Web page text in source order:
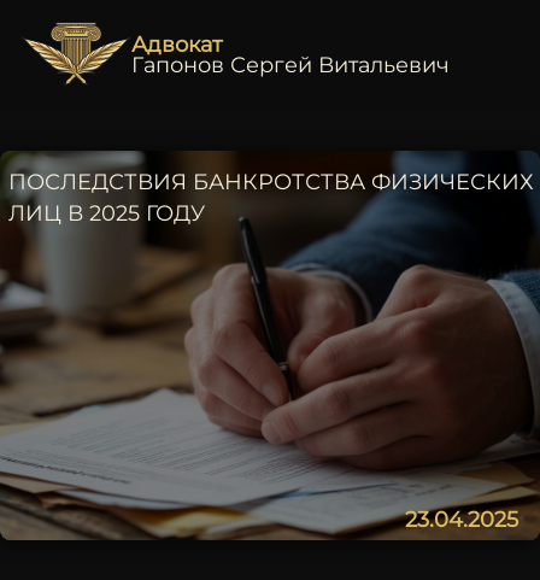
Адвокат
Гапонов Сергей Витальевич
23.04.2025
ПОСЛЕДСТВИЯ БАНКРОТСТВА ФИЗИЧЕСКИХ
ЛИЦ В 2025 ГОДУ